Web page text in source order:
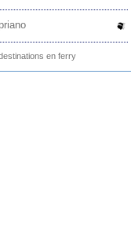
en ferry